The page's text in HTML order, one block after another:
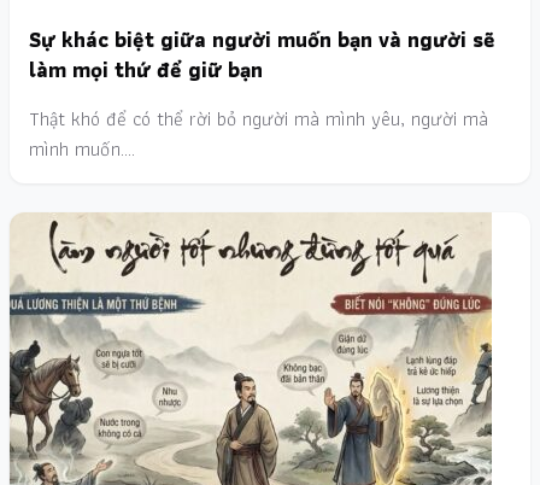
Sự khác biệt giữa người muốn bạn và người sẽ
làm mọi thứ để giữ bạn
Thật khó để có thể rời bỏ người mà mình yêu, người mà
mình muốn.…